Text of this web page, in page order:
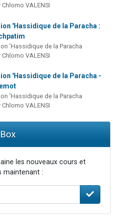
Chlomo VALENSI
'Hassidique de la Paracha :
'Hassidique de la Paracha
Chlomo VALENSI
'Hassidique de la Paracha -
'Hassidique de la Paracha
Chlomo VALENSI
les nouveaux cours et
maintenant :